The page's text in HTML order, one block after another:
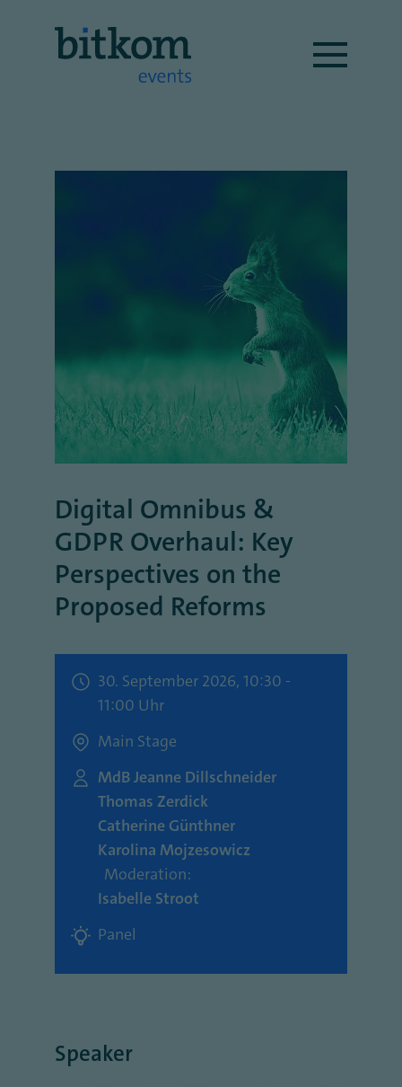
Digital Omnibus &
GDPR Overhaul: Key
Perspectives on the
Proposed Reforms
30. September 2026, 10:30 -
11:00 Uhr
Main Stage
MdB Jeanne Dillschneider
Thomas Zerdick
Catherine Günthner
Karolina Mojzesowicz
Moderation:
Isabelle Stroot
Panel
Speaker